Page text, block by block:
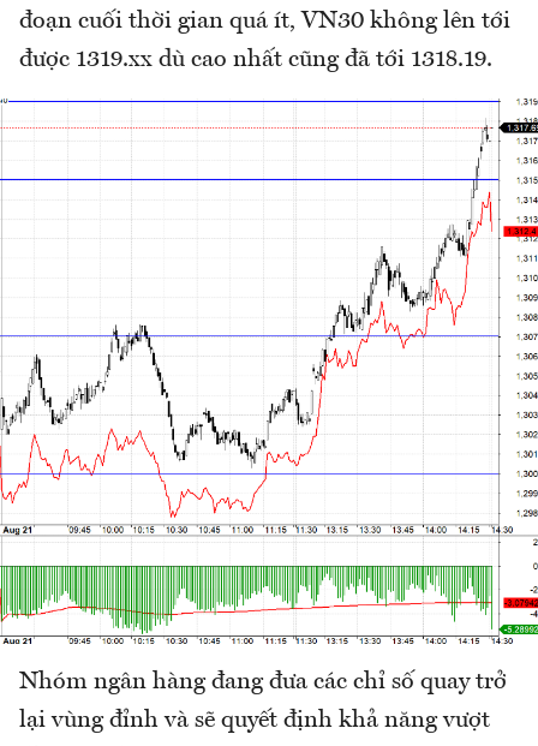
đoạn cuối thời gian quá ít, VN30 không lên tới
được 1319.xx dù cao nhất cũng đã tới 1318.19.
Nhóm ngân hàng đang đưa các chỉ số quay trở
lại vùng đỉnh và sẽ quyết định khả năng vượt